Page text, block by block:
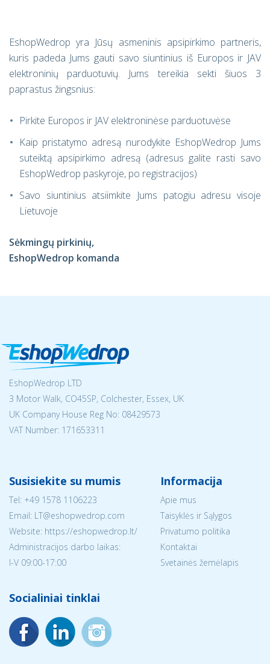
EshopWedrop yra Jūsų asmeninis apsipirkimo partneris,
kuris padeda Jums gauti savo siuntinius iš Europos ir JAV
elektroninių parduotuvių. Jums tereikia sekti šiuos 3
paprastus žingsnius:
Pirkite Europos ir JAV elektroninėse parduotuvėse
Kaip pristatymo adresą nurodykite EshopWedrop Jums
suteiktą apsipirkimo adresą (adresus galite rasti savo
EshopWedrop paskyroje, po registracijos)
Savo siuntinius atsiimkite Jums patogiu adresu visoje
Lietuvoje
Sėkmingų pirkinių,
EshopWedrop komanda
EshopWedrop LTD
3 Motor Walk, CO45SP, Colchester, Essex, UK
UK Company House Reg No: 08429573
VAT Number: 171653311
Susisiekite su mumis
Tel: +49 1578 1106223
Email: LT@eshopwedrop.com
Website: https://eshopwedrop.lt/
Administracijos darbo laikas:
I-V 09:00-17:00
Informacija
Apie mus
Taisyklės ir Sąlygos
Privatumo politika
Kontaktai
Svetainės žemėlapis
Socialiniai tinklai